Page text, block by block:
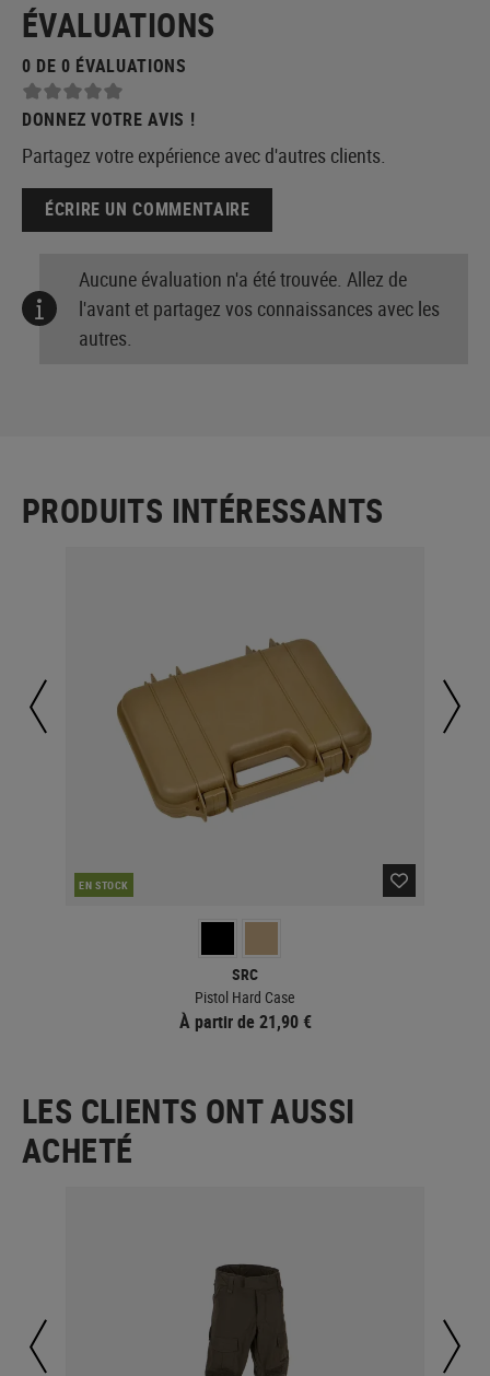
ÉVALUATIONS
0 DE 0 ÉVALUATIONS
DONNEZ VOTRE AVIS !
Partagez votre expérience avec d'autres clients.
ÉCRIRE UN COMMENTAIRE
Aucune évaluation n'a été trouvée. Allez de
l'avant et partagez vos connaissances avec les
autres.
PRODUITS INTÉRESSANTS
EN STOCK
SRC
Pistol Hard Case
À partir de 21,90 €
LES CLIENTS ONT AUSSI
ACHETÉ